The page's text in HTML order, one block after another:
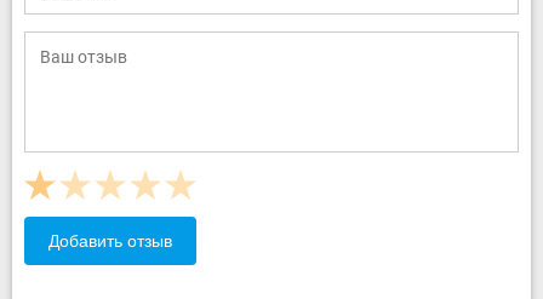
Добавить отзыв